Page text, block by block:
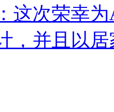
这次荣幸
，并且以